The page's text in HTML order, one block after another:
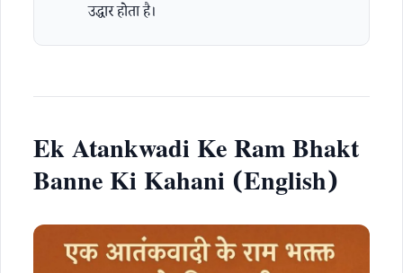
उद्धार होता है।
Ek Atankwadi Ke Ram Bhakt
Banne Ki Kahani (English)